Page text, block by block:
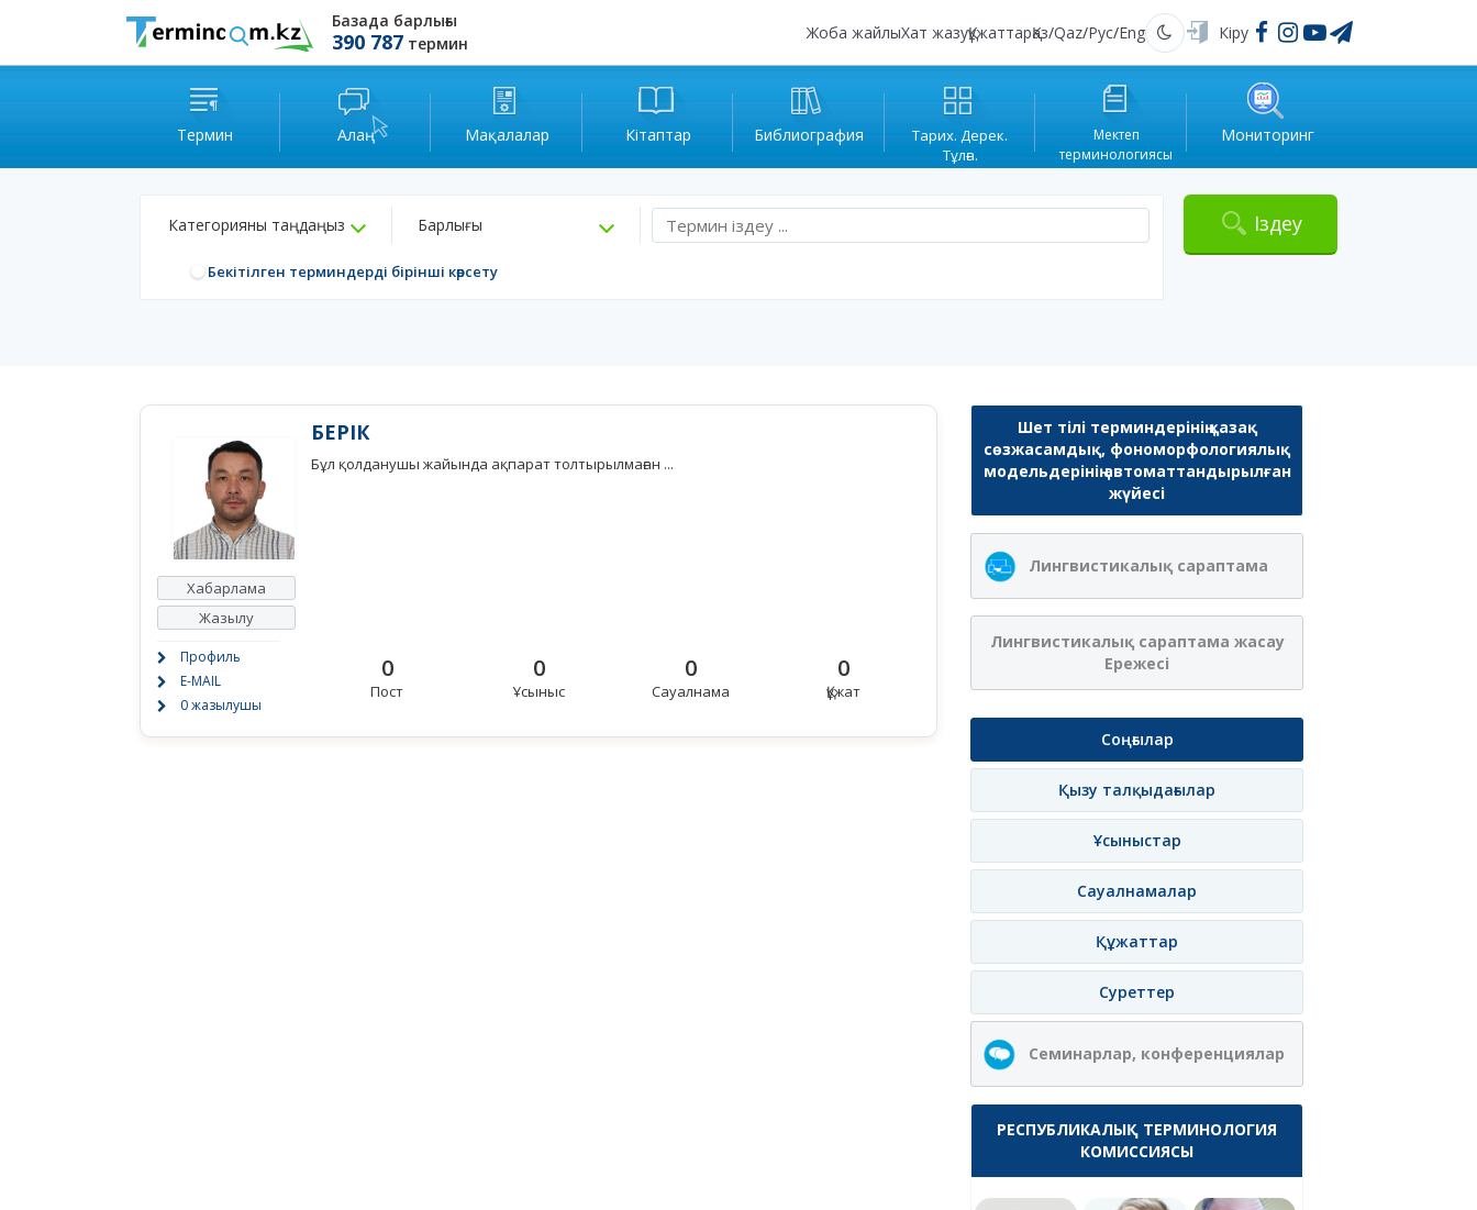
Базада барлығы
390 787 термин
Жоба жайлыХат жазуҚұжаттарҚаз/Qaz/Рус/Eng Қараңғы Кіру
Термин Алаң Мақалалар Кітаптар Библиография
Тарих. Дерек.
Тұлға.
Мектеп
терминологиясы
Мониторинг
Категорияны таңдаңыз Барлығы
Бекітілген терминдерді бірінші көрсету
Іздеу
Хабарлама
Жазылу
Профиль
E-MAIL
0 жазылушы
БЕРІК
Бұл қолданушы жайында ақпарат толтырылмаған ...
0
Пост
0
Ұсыныс
0
Сауалнама
0
Құжат
Шет тілі терминдерінің қазақ
сөзжасамдық, фономорфологиялық
модельдерінің автоматтандырылған
жүйесі
Лингвистикалық сараптама
Лингвистикалық сараптама жасау
Ережесі
Соңғылар
Қызу талқыдағылар
Ұсыныстар
Сауалнамалар
Құжаттар
Суреттер
Семинарлар, конференциялар
РЕСПУБЛИКАЛЫҚ ТЕРМИНОЛОГИЯ
КОМИССИЯСЫ